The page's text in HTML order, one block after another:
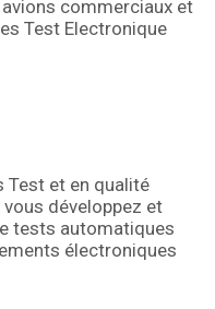
commerciaux et
Test Electronique
Test et en qualité
vous développez et
tests automatiques
électroniques